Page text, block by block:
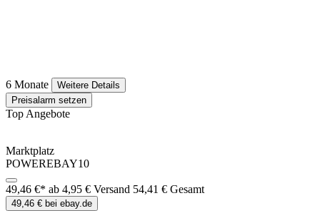
6 Monate
Weitere Details
Preisalarm setzen
Top Angebote
Marktplatz
POWEREBAY10
49,46 €* ab 4,95 € Versand 54,41 € Gesamt
49,46 € bei ebay.de